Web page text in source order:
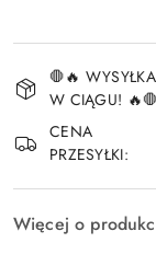
Dostępność
i
dostawa
🛑🔥 WYSYŁKA
W CIĄGU!
CENA
PRZESYŁKI:
Więcej o